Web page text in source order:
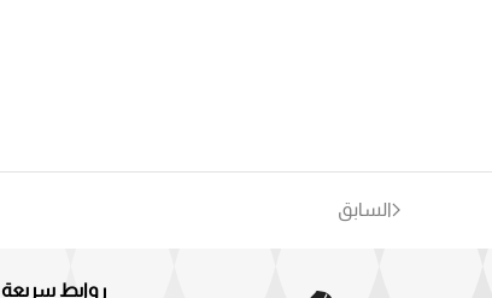
السابق
روابط سريعة